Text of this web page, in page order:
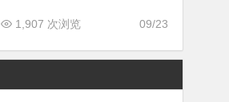
09/23
1,907 次浏览